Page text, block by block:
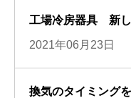
工場冷房器具 新
2021年06月23日
換気のタイミング